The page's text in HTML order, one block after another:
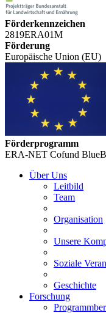
Förderkennzeichen
2819ERA01M
Förderung
Europäische Union (EU)
Förderprogramm
ERA-NET Cofund
Über Uns
Leitbild
Team
Organisation
Unsere
Soziale
Geschichte
Forschung